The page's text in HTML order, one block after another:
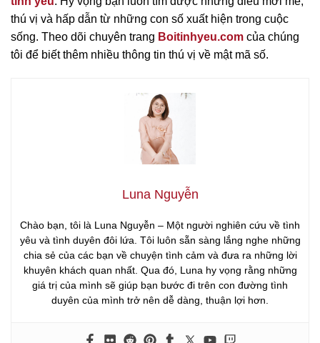
thú vị và hấp dẫn từ những con số xuất hiện trong cuộc
sống. Theo dõi chuyên trang Boitinhyeu.com của chúng
tôi để biết thêm nhiều thông tin thú vị về mật mã số.
Luna Nguyễn
Chào bạn, tôi là Luna Nguyễn – Một người nghiên cứu về tình
yêu và tình duyên đôi lứa. Tôi luôn sẵn sàng lắng nghe những
chia sẻ của các bạn về chuyện tình cảm và đưa ra những lời
khuyên khách quan nhất. Qua đó, Luna hy vọng rằng những
giá trị của mình sẽ giúp bạn bước đi trên con đường tình
duyên của mình trở nên dễ dàng, thuận lợi hơn.